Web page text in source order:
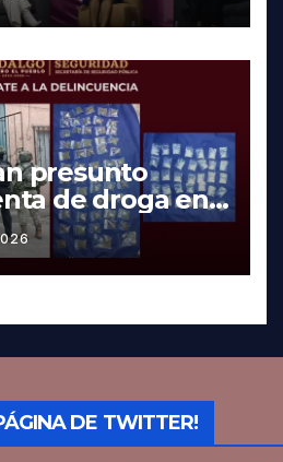
presunto
de droga en
dos detenidos
DE TWITTER!